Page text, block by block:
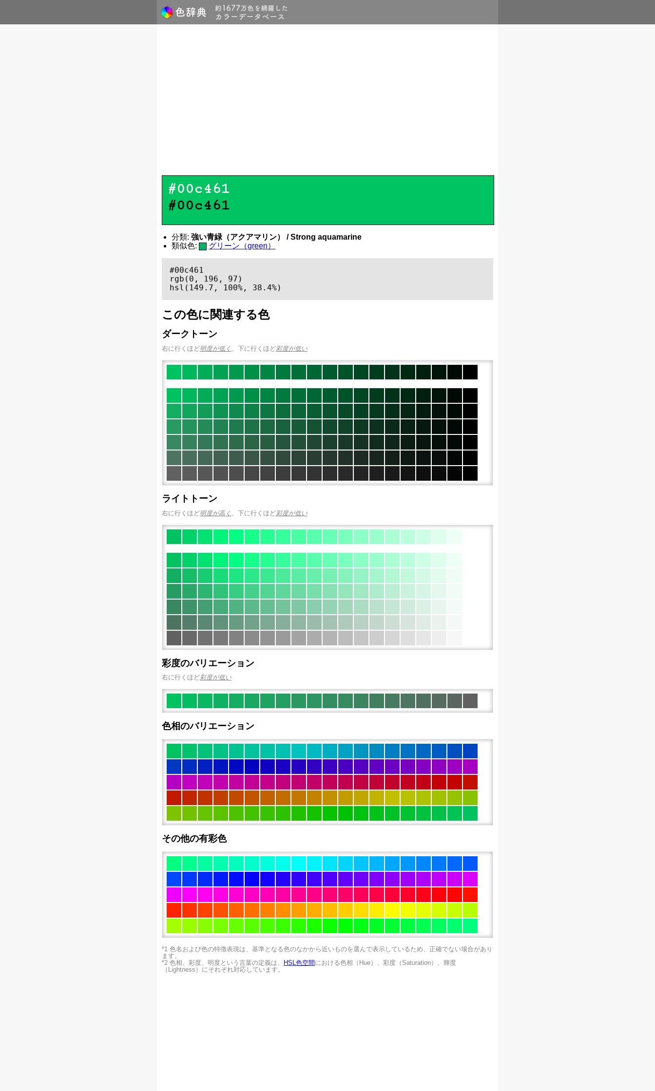
#00c461
#00c461
分類: 強い青緑（アクアマリン） / Strong aquamarine
類似色:
グリーン（green）
#00c461
rgb(0, 196, 97)
hsl(149.7, 100%, 38.4%)
この色に関連する色
ダークトーン
右に行くほど明度が低く 、下に行くほど彩度が低い
ライトトーン
右に行くほど明度が高く 、下に行くほど彩度が低い
彩度のバリエーション
右に行くほど彩度が低い
色相のバリエーション
その他の有彩色
*1 色名および色の特徴表現は、基準となる色のなかから近いものを選んで表示しているため、正確でない場合があり
ます。
*2 色相、彩度、明度という言葉の定義は、
HSL色空間 における色相（Hue）、彩度（Saturation）、輝度
（Lightness）にそれぞれ対応しています。